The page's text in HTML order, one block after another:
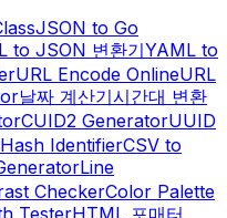
JSON to Go
to JSON 변환기YAML to
URL Encode OnlineURL
날짜 계산기시간대 변환
CUID2 GeneratorUUID
Hash IdentifierCSV to
Line
CheckerColor Palette
TesterHTML 포매터